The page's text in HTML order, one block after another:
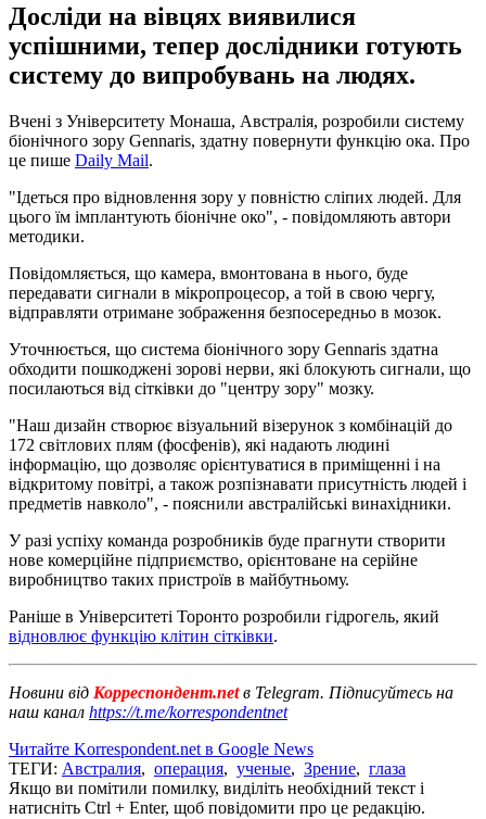
Досліди на вівцях виявилися
успішними, тепер дослідники готують
систему до випробувань на людях.
Вчені з Університету Монаша, Австралія, розробили систему
біонічного зору Gennaris, здатну повернути функцію ока. Про
це пише Daily Mail.
"Ідеться про відновлення зору у повністю сліпих людей. Для
цього їм імплантують біонічне око", - повідомляють автори
методики.
Повідомляється, що камера, вмонтована в нього, буде
передавати сигнали в мікропроцесор, а той в свою чергу,
відправляти отримане зображення безпосередньо в мозок.
Уточнюється, що система біонічного зору Gennaris здатна
обходити пошкоджені зорові нерви, які блокують сигнали, що
посилаються від сітківки до "центру зору" мозку.
"Наш дизайн створює візуальний візерунок з комбінацій до
172 світлових плям (фосфенів), які надають людині
інформацію, що дозволяє орієнтуватися в приміщенні і на
відкритому повітрі, а також розпізнавати присутність людей і
предметів навколо", - пояснили австралійські винахідники.
У разі успіху команда розробників буде прагнути створити
нове комерційне підприємство, орієнтоване на серійне
виробництво таких пристроїв в майбутньому.
Раніше в Університеті Торонто розробили гідрогель, який
відновлює функцію клітин сітківки.
Новини від Корреспондент.netв Telegram. Підписуйтесь на
наш канал https://t.me/korrespondentnet
Читайте Korrespondent.net в Google News
ТЕГИ: Австралия, операция, ученые, Зрение, глаза
Якщо ви помітили помилку, виділіть необхідний текст і
натисніть Ctrl + Enter, щоб повідомити про це редакцію.